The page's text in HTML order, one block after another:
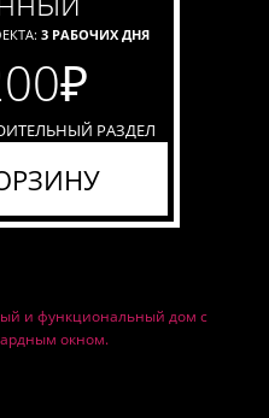
3 РАБОЧИХ ДНЯ
₽
РАЗДЕЛ